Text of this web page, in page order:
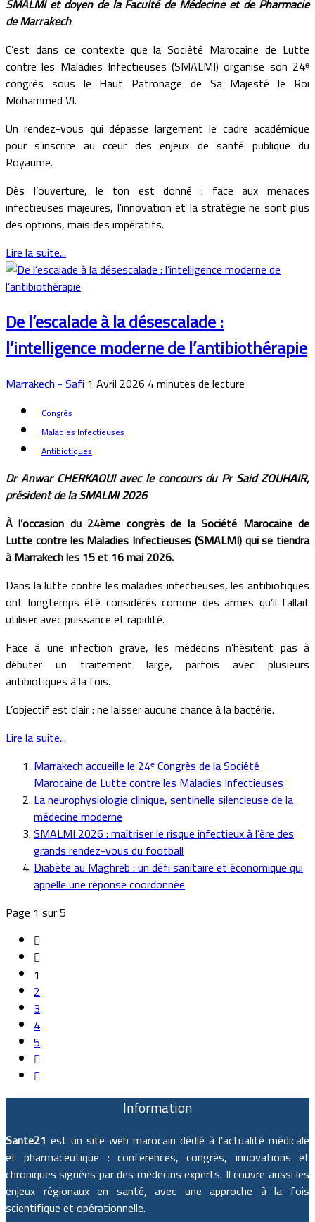
SMALMI et doyen de la Faculté de Médecine et de Pharmacie
de Marrakech
C’est dans ce contexte que la Société Marocaine de Lutte
contre les Maladies Infectieuses (SMALMI) organise son 24ᵉ
congrès sous le Haut Patronage de Sa Majesté le Roi
Mohammed VI.
Un rendez-vous qui dépasse largement le cadre académique
pour s’inscrire au cœur des enjeux de santé publique du
Royaume.
Dès l’ouverture, le ton est donné : face aux menaces
infectieuses majeures, l’innovation et la stratégie ne sont plus
des options, mais des impératifs.
Lire la suite...
De l’escalade à la désescalade :
l’intelligence moderne de l’antibiothérapie
Marrakech - Safi1 Avril 2026 4minutes de lecture
Congrès
Maladies Infectieuses
Antibiotiques
Dr Anwar CHERKAOUI avec le concours du Pr Said ZOUHAIR,
président de la SMALMI 2026
À l’occasion du 24ème congrès de la Société Marocaine de
Lutte contre les Maladies Infectieuses (SMALMI) qui se tiendra
à Marrakech les 15 et 16 mai 2026.
Dans la lutte contre les maladies infectieuses, les antibiotiques
ont longtemps été considérés comme des armes qu’il fallait
utiliser avec puissance et rapidité.
Face à une infection grave, les médecins n’hésitent pas à
débuter un traitement large, parfois avec plusieurs
antibiotiques à la fois.
L’objectif est clair : ne laisser aucune chance à la bactérie.
Lire la suite...
Marrakech accueille le 24ᵉ Congrès de la Société
Marocaine de Lutte contre les Maladies Infectieuses
La neurophysiologie clinique, sentinelle silencieuse de la
médecine moderne
SMALMI 2026 : maîtriser le risque infectieux à l’ère des
grands rendez-vous du football
Diabète au Maghreb : un défi sanitaire et économique qui
appelle une réponse coordonnée
Page 1 sur 5
1
2
3
4
5
Information
Sante21 est un site web marocain dédié à l’actualité médicale
et pharmaceutique : conférences, congrès, innovations et
chroniques signées par des médecins experts. Il couvre aussi les
enjeux régionaux en santé, avec une approche à la fois
scientifique et opérationnelle.